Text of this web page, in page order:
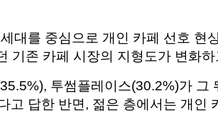
대를 중심으로 개인 카페 선호 현
기존 카페 시장의 지형도가 변화
투썸플레이스(30.2%)가 그
답한 반면, 젊은 층에서는 개인